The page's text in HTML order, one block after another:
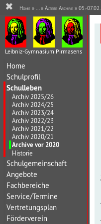
Leibniz-Gymnasium Pirmasens
Home
Schulprofil
Schulleben
Archiv 2025/26
Archiv 2024/25
Archiv 2023/24
Archiv 2022/23
Archiv 2021/22
Archiv 2020/21
Archive vor 2020
Historie
Schulgemeinschaft
Angebote
Fachbereiche
Service/Termine
Vertretungsplan
Förderverein
✖ Home » ... » Ältere Archive » 05.-